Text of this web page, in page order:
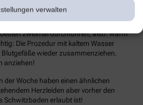
verwalten
Auch hier geht’s wieder von unten nach
Handrücken bis zur Schulter und
wieder bis zur Handfläche zurück.
zweimal durchführen, also: warm
Die Prozedur mit kaltem Wasser
wieder zusammenziehen.
anziehen!
der Woche haben einen ähnlichen
Herzleiden aber vorher den
Schwitzbaden erlaubt ist!